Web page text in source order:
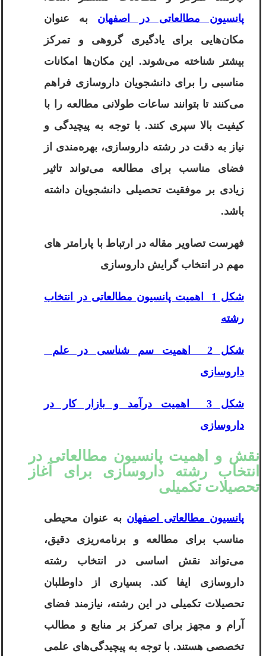
پانسیون مطالعاتی در اصفهان به عنوان
مکان‌هایی برای یادگیری گروهی و تمرکز
بیشتر شناخته می‌شوند. این مکان‌ها امکانات
مناسبی را برای دانشجویان داروسازی فراهم
می‌کنند تا بتوانند ساعات طولانی مطالعه را با
کیفیت بالا سپری کنند. با توجه به پیچیدگی و
نیاز به دقت در رشته داروسازی، بهره‌مندی از
فضای مناسب برای مطالعه می‌تواند تاثیر
زیادی بر موفقیت تحصیلی دانشجویان داشته
باشد.
فهرست تصاویر مقاله در ارتباط با پارامتر های
مهم در انتخاب گرایش داروسازی
شکل 1 اهمیت پانسیون مطالعاتی در انتخاب
رشته
شکل 2 اهمیت سم‌ شناسی در علم
داروسازی
شکل 3 اهمیت درآمد و بازار کار در
داروسازی
نقش و اهمیت پانسیون مطالعاتی در
انتخاب رشته داروسازی برای آغاز
تحصیلات تکمیلی
پانسیون مطالعاتی اصفهان به عنوان محیطی
مناسب برای مطالعه و برنامه‌ریزی دقیق،
می‌تواند نقش اساسی در انتخاب رشته
داروسازی ایفا کند. بسیاری از داوطلبان
تحصیلات تکمیلی در این رشته، نیازمند فضای
آرام و مجهز برای تمرکز بر منابع و مطالب
تخصصی هستند. با توجه به پیچیدگی‌های علمی